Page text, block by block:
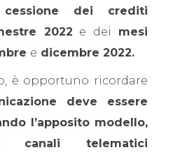
cessione dei crediti
2022 e dei mesi
e dicembre 2022.
è opportuno ricordare
deve essere
l’apposito modello,
canali telematici